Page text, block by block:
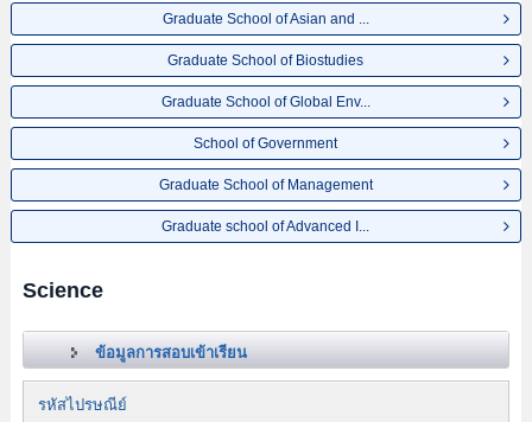
Graduate School of Asian and ...
Graduate School of Biostudies
Graduate School of Global Env...
School of Government
Graduate School of Management
Graduate school of Advanced I...
Science
ข้อมูลการสอบเข้าเรียน
รหัสไปรษณีย์